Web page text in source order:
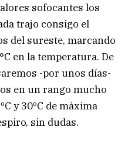
sofocantes los
trajo consigo el
del sureste, marcando
en la temperatura. De
-por unos días-
en un rango mucho
y 30ºC de máxima
sin dudas.